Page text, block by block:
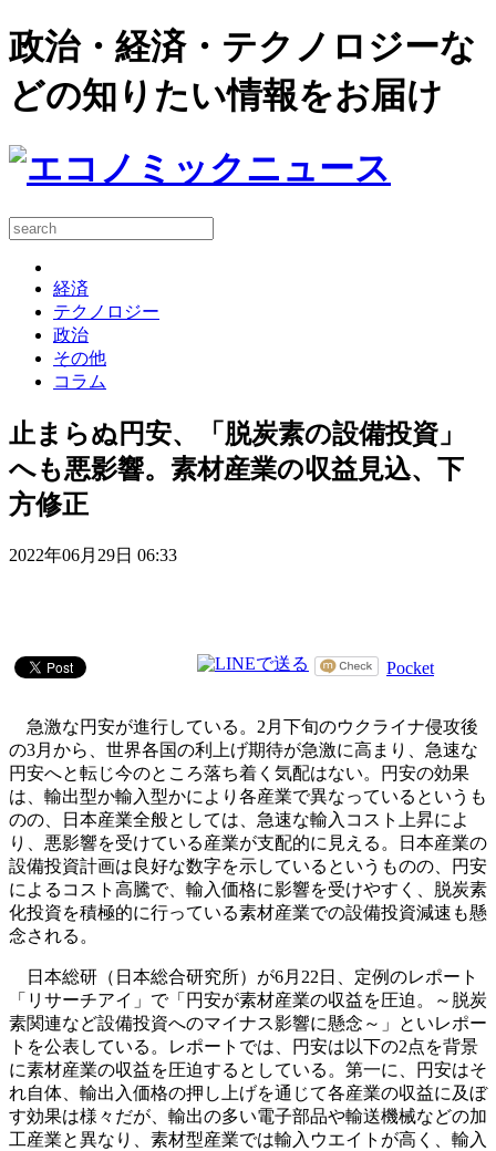
政治・経済・テクノロジーな
どの知りたい情報をお届け
経済
テクノロジー
政治
その他
コラム
止まらぬ円安、「脱炭素の設備投資」
へも悪影響。素材産業の収益見込、下
方修正
2022年06月29日 06:33
Pocket
急激な円安が進行している。2月下旬のウクライナ侵攻後
の3月から、世界各国の利上げ期待が急激に高まり、急速な
円安へと転じ今のところ落ち着く気配はない。円安の効果
は、輸出型か輸入型かにより各産業で異なっているというも
のの、日本産業全般としては、急速な輸入コスト上昇によ
り、悪影響を受けている産業が支配的に見える。日本産業の
設備投資計画は良好な数字を示しているというものの、円安
によるコスト高騰で、輸入価格に影響を受けやすく、脱炭素
化投資を積極的に行っている素材産業での設備投資減速も懸
念される。
日本総研（日本総合研究所）が6月22日、定例のレポート
「リサーチアイ」で「円安が素材産業の収益を圧迫。～脱炭
素関連など設備投資へのマイナス影響に懸念～」といレポー
トを公表している。レポートでは、円安は以下の2点を背景
に素材産業の収益を圧迫するとしている。第一に、円安はそ
れ自体、輸出入価格の押し上げを通じて各産業の収益に及ぼ
す効果は様々だが、輸出の多い電子部品や輸送機械などの加
工産業と異なり、素材型産業では輸入ウエイトが高く、輸入